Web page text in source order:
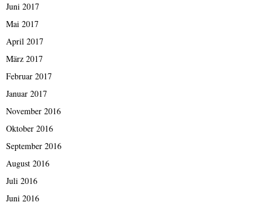
Juni 2017
Mai 2017
April 2017
März 2017
Februar 2017
Januar 2017
November 2016
Oktober 2016
September 2016
August 2016
Juli 2016
Juni 2016